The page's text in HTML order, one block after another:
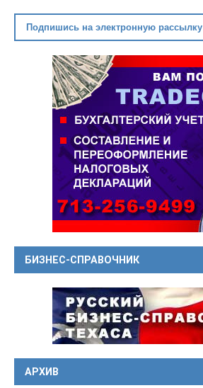
Подпишись на электронную рассылку
БИЗНЕС-СПРАВОЧНИК
АРХИВ